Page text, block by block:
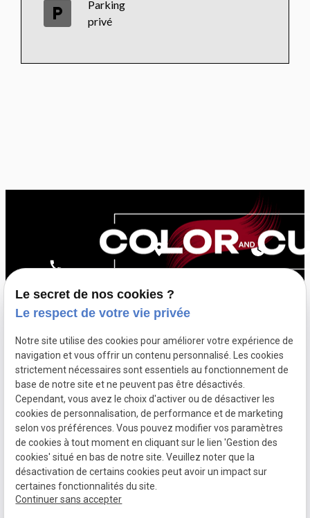
local_parking
Parking
privé
centre commercial des
Termes 13124 PEYPIN
Mardi au
SIRET :
53927659200018
Mentions
légales
Politique de
confidentialité
Plan du site
Gestion des
Le secret de nos cookies ?
Le respect de votre vie privée
Notre site utilise des cookies pour améliorer votre expérience de
navigation et vous offrir un contenu personnalisé. Les cookies
strictement nécessaires sont essentiels au fonctionnement de
base de notre site et ne peuvent pas être désactivés.
Cependant, vous avez le choix d'activer ou de désactiver les
cookies de personnalisation, de performance et de marketing
selon vos préférences. Vous pouvez modifier vos paramètres
de cookies à tout moment en cliquant sur le lien 'Gestion des
cookies' situé en bas de notre site. Veuillez noter que la
désactivation de certains cookies peut avoir un impact sur
certaines fonctionnalités du site.
Continuer sans accepter